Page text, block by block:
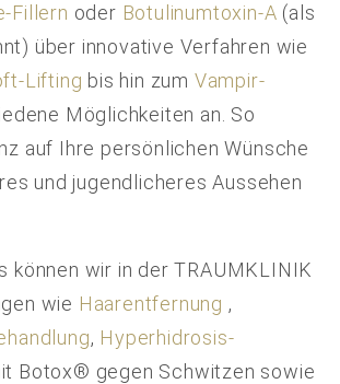
Fillern oder Botulinumtoxin-A (als
über innovative Verfahren wie
Lifting bis hin zum Vampir-
Möglichkeiten an. So
auf Ihre persönlichen Wünsche
und jugendlicheres Aussehen
können wir in der TRAUMKLINIK
wie Haarentfernung ,
, Hyperhidrosis-
Botox® gegen Schwitzen sowie